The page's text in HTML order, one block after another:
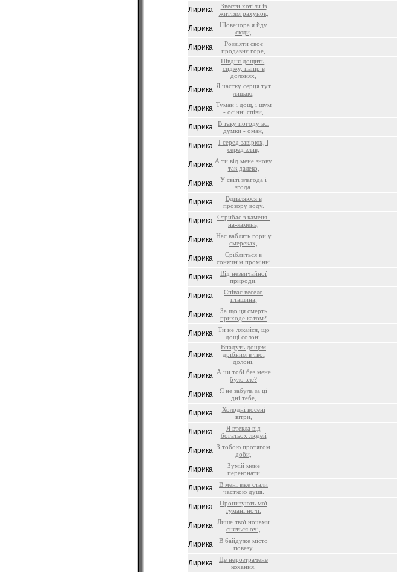
Лирика
Звести хотіли із
життям рахунок,
Лирика
Щовечора я йду
сюди,
Лирика
Розвіяти своє
продавнє горе,
Лирика
Півдня дощить,
сиджу, папір в
долонях,
Лирика Я частку серця тут
лишаю,
Лирика Туман і дощ, і шум
- осінні співи,
Лирика
В таку погоду всі
думки - оман,
Лирика
І серед завірюх, і
серед злив,
Лирика А ти від мене знову
так далеко,
Лирика
У світі злагода і
згода.
Лирика
Вдивляюся в
прозору воду.
Лирика Стрибає з каменя-
на-камень,
Лирика Нас ваблять гори у
смереках,
Лирика
Сріблиться в
сонячнім промінні
Лирика
Від незвичайної
природи.
Лирика
Співає весело
пташина,
Лирика
За що ця смерть
приходе катом?
Лирика
Ти не лякайся, що
дощі солоні,
Лирика
Впадуть дощем
дрібним в твої
долоні,
Лирика А чи тобі без мене
було зле?
Лирика
Я не забула за ці
дні тебе,
Лирика
Холодні восені
вітри,
Лирика
Я втекла від
богатьох людей
Лирика З тобою протягом
доби,
Лирика
Зумій мене
переконати
Лирика
В мені вже стали
часткою душі.
Лирика
Пронизують мої
тумані ночі.
Лирика
Лише твої ночами
сняться очі,
Лирика
В байдуже місто
повезу,
Лирика
Це нерозтрачене
кохання,